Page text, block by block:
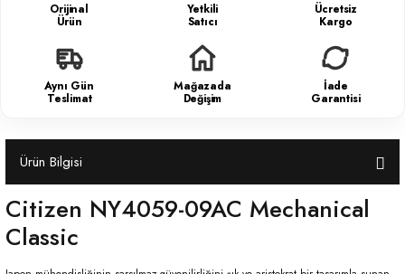
Orijinal
Ürün
Yetkili
Satıcı
Ücretsiz
Kargo
Aynı Gün
Teslimat
Mağazada
Değişim
İade
Garantisi
Ürün Bilgisi
Citizen NY4059-09AC Mechanical
Classic